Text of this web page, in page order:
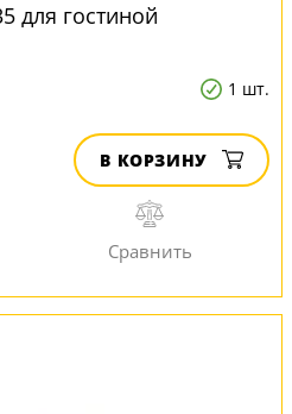
для гостиной
1 шт.
В КОРЗИНУ